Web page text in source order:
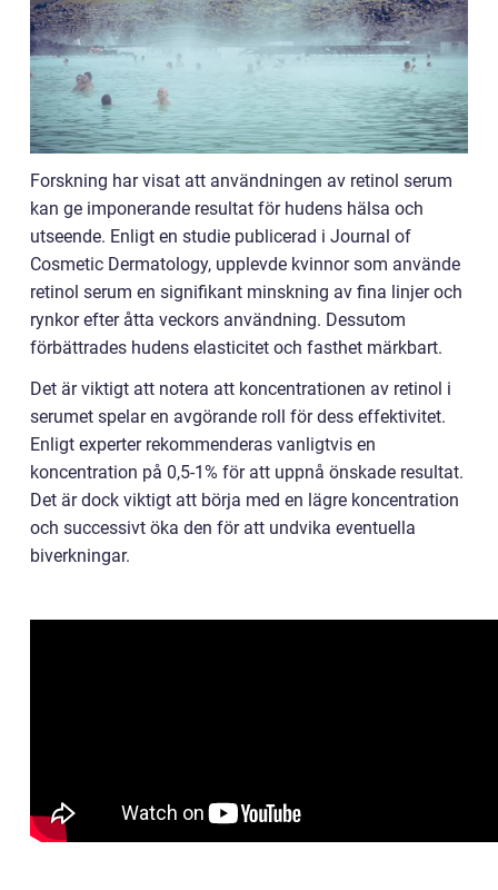
Forskning har visat att användningen av retinol serum
kan ge imponerande resultat för hudens hälsa och
utseende. Enligt en studie publicerad i Journal of
Cosmetic Dermatology, upplevde kvinnor som använde
retinol serum en signifikant minskning av fina linjer och
rynkor efter åtta veckors användning. Dessutom
förbättrades hudens elasticitet och fasthet märkbart.
Det är viktigt att notera att koncentrationen av retinol i
serumet spelar en avgörande roll för dess effektivitet.
Enligt experter rekommenderas vanligtvis en
koncentration på 0,5-1% för att uppnå önskade resultat.
Det är dock viktigt att börja med en lägre koncentration
och successivt öka den för att undvika eventuella
biverkningar.